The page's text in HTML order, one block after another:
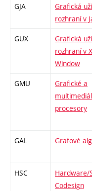
GJA
Grafická
rozhraní v
GUX
Grafická
rozhraní v X
Window
GMU
Grafické a
procesory
GAL Grafové
HSC
Hardware/
Codesign